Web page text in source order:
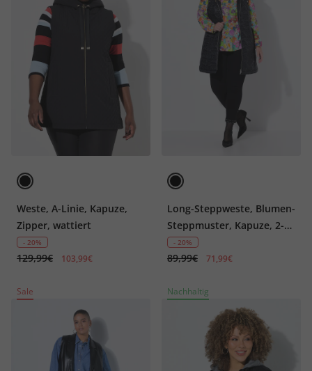
Weste, A-Linie, Kapuze,
Zipper, wattiert
- 20%
129,99€ 103,99€
Long-Steppweste, Blumen-
Steppmuster, Kapuze, 2-
Wege-Zipper
- 20%
89,99€ 71,99€
Sale Nachhaltig